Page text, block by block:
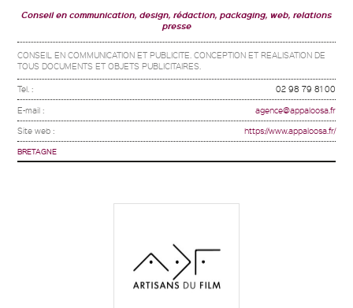
Conseil en communication, design, rédaction, packaging, web, relations
presse
CONSEIL EN COMMUNICATION ET PUBLICITE. CONCEPTION ET REALISATION DE
TOUS DOCUMENTS ET OBJETS PUBLICITAIRES.
Tel. : 02 98 79 81 00
E-mail : agence@appaloosa.fr
Site web : https://www.appaloosa.fr/
BRETAGNE